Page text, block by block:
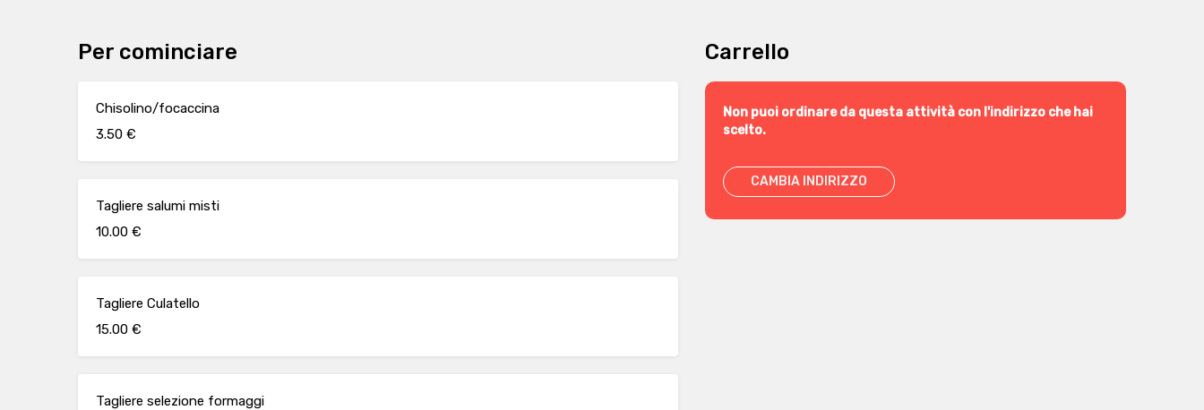
Per cominciare
Chisolino/focaccina
3.50 €
Tagliere salumi misti
10.00 €
Tagliere Culatello
15.00 €
Tagliere selezione formaggi
Carrello
Non puoi ordinare da questa attività con l'indirizzo che hai
scelto.
CAMBIA INDIRIZZO